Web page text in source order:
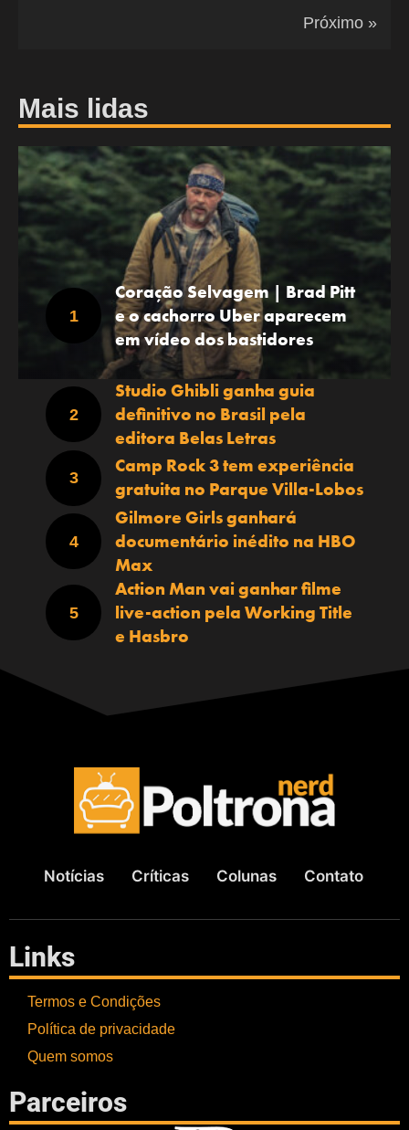
Próximo »
Mais lidas
Coração Selvagem | Brad Pitt
e o cachorro Uber aparecem
em vídeo dos bastidores
Studio Ghibli ganha guia
definitivo no Brasil pela
editora Belas Letras
Camp Rock 3 tem experiência
gratuita no Parque Villa-Lobos
Gilmore Girls ganhará
documentário inédito na HBO
Max
Action Man vai ganhar filme
live-action pela Working Title
e Hasbro
Notícias Críticas Colunas Contato
Links
Termos e Condições
Política de privacidade
Quem somos
Parceiros